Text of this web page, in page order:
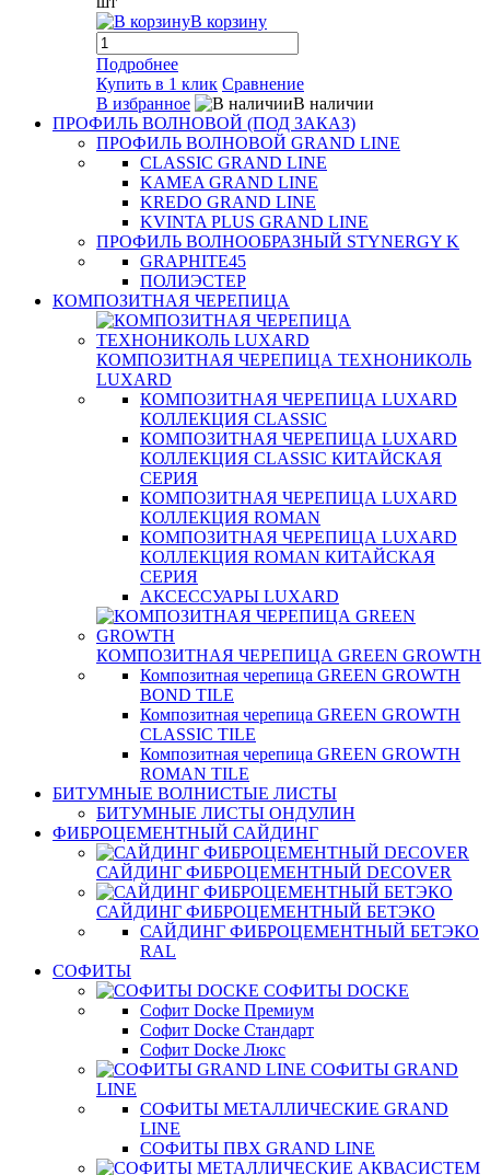
В корзину
Подробнее
Купить в 1 клик Сравнение
В избранное
В наличии
ПРОФИЛЬ ВОЛНОВОЙ (ПОД ЗАКАЗ)
ПРОФИЛЬ ВОЛНОВОЙ GRAND LINE
CLASSIC GRAND LINE
KAMEA GRAND LINE
KREDO GRAND LINE
KVINTA PLUS GRAND LINE
ПРОФИЛЬ ВОЛНООБРАЗНЫЙ STYNERGY K
GRAPHITE45
ПОЛИЭСТЕР
КОМПОЗИТНАЯ ЧЕРЕПИЦА
КОМПОЗИТНАЯ ЧЕРЕПИЦА ТЕХНОНИКОЛЬ
LUXARD
КОМПОЗИТНАЯ ЧЕРЕПИЦА LUXARD
КОЛЛЕКЦИЯ CLASSIC
КОМПОЗИТНАЯ ЧЕРЕПИЦА LUXARD
КОЛЛЕКЦИЯ CLASSIC КИТАЙСКАЯ
СЕРИЯ
КОМПОЗИТНАЯ ЧЕРЕПИЦА LUXARD
КОЛЛЕКЦИЯ ROMAN
КОМПОЗИТНАЯ ЧЕРЕПИЦА LUXARD
КОЛЛЕКЦИЯ ROMAN КИТАЙСКАЯ
СЕРИЯ
АКСЕССУАРЫ LUXARD
КОМПОЗИТНАЯ ЧЕРЕПИЦА GREEN GROWTH
Композитная черепица GREEN GROWTH
BOND TILE
Композитная черепица GREEN GROWTH
CLASSIC TILE
Композитная черепица GREEN GROWTH
ROMAN TILE
БИТУМНЫЕ ВОЛНИСТЫЕ ЛИСТЫ
БИТУМНЫЕ ЛИСТЫ ОНДУЛИН
ФИБРОЦЕМЕНТНЫЙ САЙДИНГ
САЙДИНГ ФИБРОЦЕМЕНТНЫЙ DECOVER
САЙДИНГ ФИБРОЦЕМЕНТНЫЙ БЕТЭКО
САЙДИНГ ФИБРОЦЕМЕНТНЫЙ БЕТЭКО
RAL
СОФИТЫ
СОФИТЫ DOCKE
Софит Docke Премиум
Софит Docke Стандарт
Софит Docke Люкс
СОФИТЫ GRAND
LINE
СОФИТЫ МЕТАЛЛИЧЕСКИЕ GRAND
LINE
СОФИТЫ ПВХ GRAND LINE